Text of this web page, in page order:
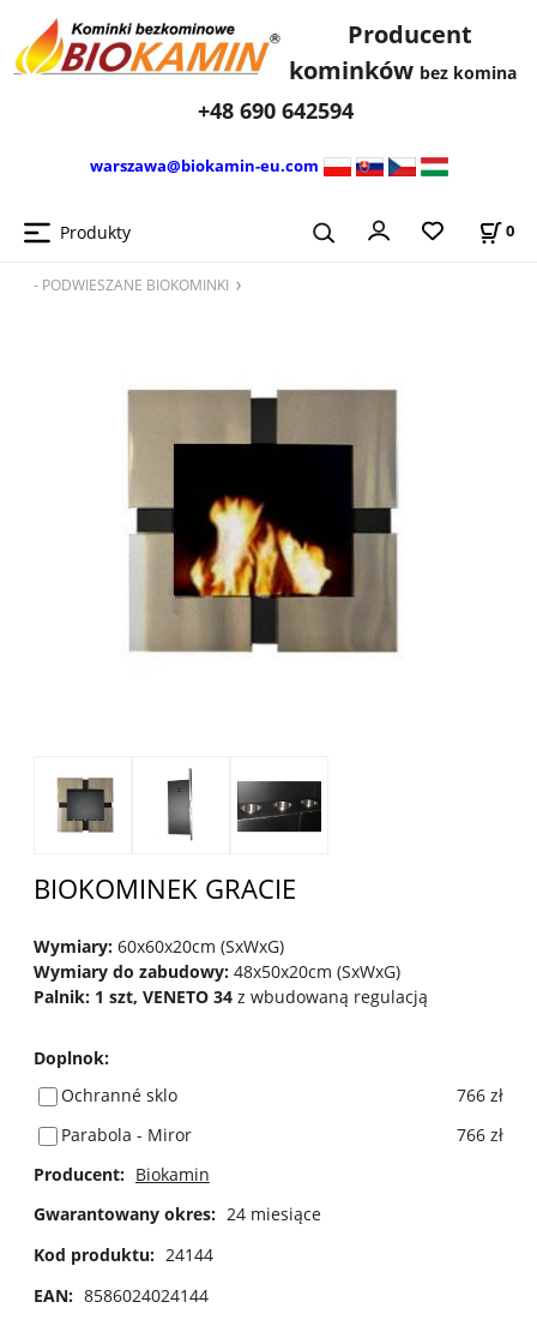
Producent
kominków bez komina
+48 690 642594
warszawa@biokamin-eu.com
Produkty 0
- PODWIESZANE BIOKOMINKI
BIOKOMINEK GRACIE
Wymiary:60x60x20cm (SxWxG)
Wymiary do zabudowy:48x50x20cm (SxWxG)
Palnik: 1 szt, VENETO 34z wbudowaną regulacją
Doplnok:
Ochranné sklo
766 zł
Parabola - Miror
766 zł
Producent: Biokamin
Gwarantowany okres: 24 miesiące
Kod produktu: 24144
EAN: 8586024024144